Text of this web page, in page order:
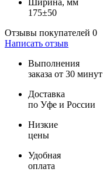
Ширина, мм
175±50
Отзывы покупателей 0
Написать отзыв
Выполнения
заказа от 30 минут
Доставка
по Уфе и России
Низкие
цены
Удобная
оплата